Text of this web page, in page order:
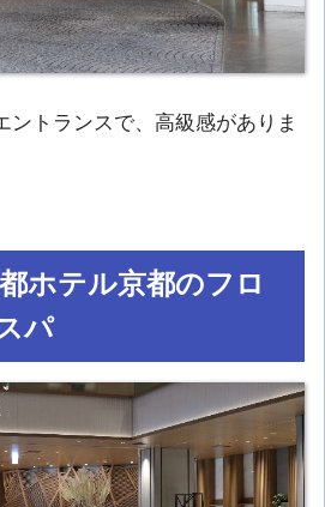
ントランスで、高級感がありま
ホテル京都のフロ
パ